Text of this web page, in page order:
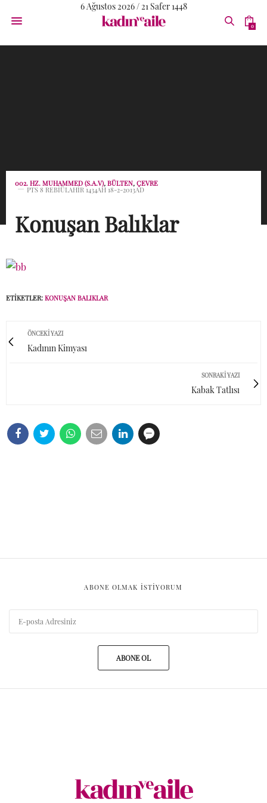
6 Ağustos 2026 / 21 Safer 1448
0
002. HZ. MUHAMMED (S.A.V), BÜLTEN, ÇEVRE
PTS 8 REBIÜLAHIR 1434AH 18-2-2013AD
Konuşan Balıklar
ETIKETLER: KONUŞAN BALIKLAR
ÖNCEKI YAZI
Kadının Kimyası
SONRAKI YAZI
Kabak Tatlısı
ABONE OLMAK ISTIYORUM
ABONE OL